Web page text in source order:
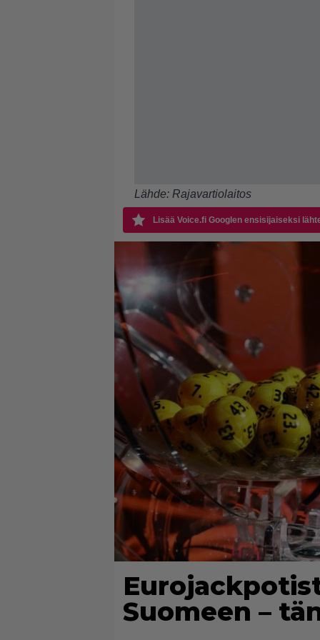
Lähde: Rajavartiolaitos
Lisää Voice.fi Googlen ensisijaiseksi
Suomeen –